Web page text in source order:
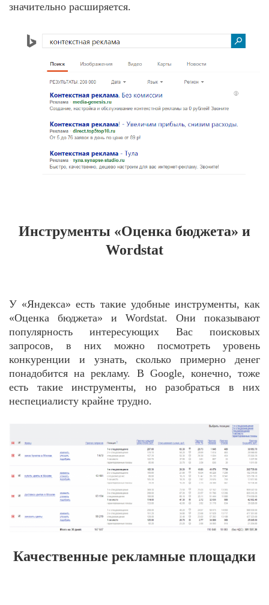
значительно расширяется.
Инструменты «Оценка бюджета» и
Wordstat
У «Яндекса» есть такие удобные инструменты, как
«Оценка бюджета» и Wordstat. Они показывают
популярность интересующих Вас поисковых
запросов, в них можно посмотреть уровень
конкуренции и узнать, сколько примерно денег
понадобится на рекламу. В Google, конечно, тоже
есть такие инструменты, но разобраться в них
неспециалисту крайне трудно.
Качественные рекламные площадки